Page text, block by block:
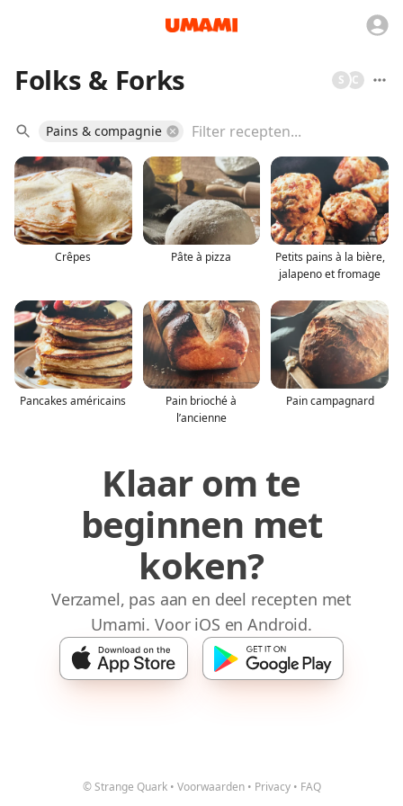
Folks & Forks C
S
Pains & compagnie
Crêpes Pâte à pizza
Petits pains à la bière,
jalapeno et fromage
Pancakes américains
Pain brioché à
l’ancienne
Pain campagnard
Klaar om te
beginnen met
koken?
Verzamel, pas aan en deel recepten met
Umami. Voor iOS en Android.
© Strange Quark • Voorwaarden • Privacy • FAQ